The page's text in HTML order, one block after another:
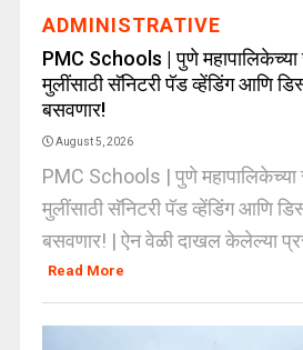
ADMINISTRATIVE
PMC Schools | पुणे महापालिकेच्या
मुलींसाठी सॅनिटरी पॅड व्हेंडिंग आणि
बसवणार!
August 5, 2026
PMC Schools | पुणे महापालिकेच्या
मुलींसाठी सॅनिटरी पॅड व्हेंडिंग आणि
बसवणार! | ऐन वेळी दाखल केलेल्या
Read More